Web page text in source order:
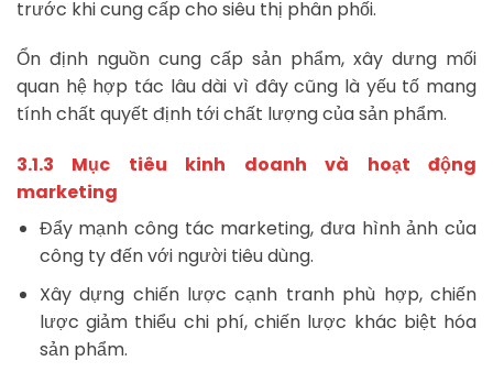
trước khi cung cấp cho siêu thị phân phối.
Ổn định nguồn cung cấp sản phẩm, xây dưng mối
quan hệ hợp tác lâu dài vì đây cũng là yếu tố mang
tính chất quyết định tới chất lượng của sản phẩm.
3.1.3 Mục tiêu kinh doanh và hoạt động
marketing
Đẩy mạnh công tác marketing, đưa hình ảnh của
công ty đến với người tiêu dùng.
Xây dựng chiến lược cạnh tranh phù hợp, chiến
lược giảm thiểu chi phí, chiến lược khác biệt hóa
sản phẩm.